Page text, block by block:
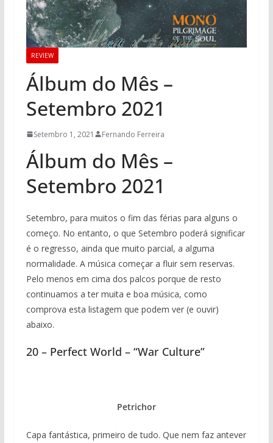
REVIEW
Álbum do Mês –
Setembro 2021
Setembro 1, 2021 Fernando Ferreira
Álbum do Mês –
Setembro 2021
Setembro, para muitos o fim das férias para alguns o
começo. No entanto, o que Setembro poderá significar
é o regresso, ainda que muito parcial, a alguma
normalidade. A música começar a fluir sem reservas.
Pelo menos em cima dos palcos porque de resto
continuamos a ter muita e boa música, como
comprova esta listagem que podem ver (e ouvir)
abaixo.
20 – Perfect World – “War Culture”
Petrichor
Capa fantástica, primeiro de tudo. Que nem faz antever